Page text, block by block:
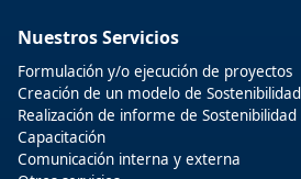
Nuestros Servicios
Formulación y/o ejecución de proyectos
Creación de un modelo de Sostenibilidad
Realización de informe de Sostenibilidad
Capacitación
Comunicación interna y externa